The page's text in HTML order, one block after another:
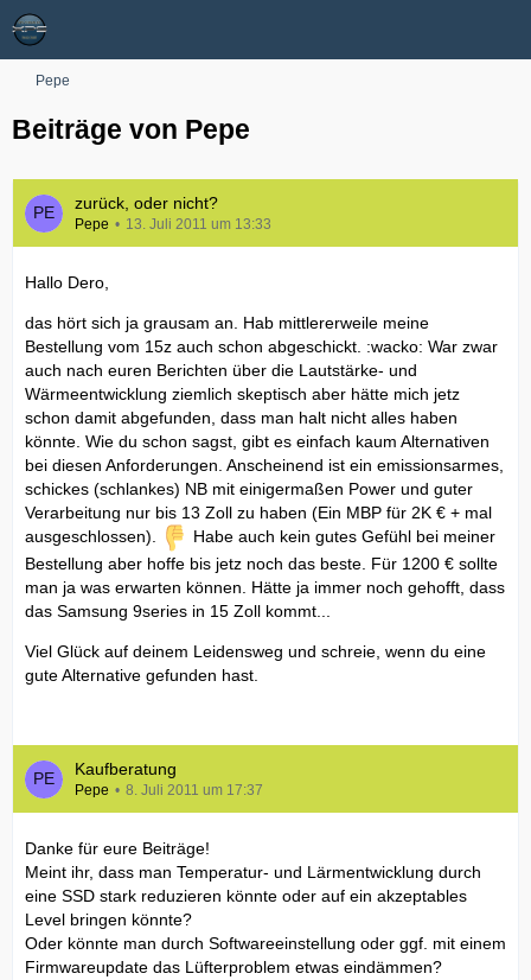
Pepe
Beiträge von Pepe
zurück, oder nicht?
Pepe 13. Juli 2011 um 13:33
Hallo Dero,
das hört sich ja grausam an. Hab mittlererweile meine
Bestellung vom 15z auch schon abgeschickt. :wacko: War zwar
auch nach euren Berichten über die Lautstärke- und
Wärmeentwicklung ziemlich skeptisch aber hätte mich jetz
schon damit abgefunden, dass man halt nicht alles haben
könnte. Wie du schon sagst, gibt es einfach kaum Alternativen
bei diesen Anforderungen. Anscheinend ist ein emissionsarmes,
schickes (schlankes) NB mit einigermaßen Power und guter
Verarbeitung nur bis 13 Zoll zu haben (Ein MBP für 2K € + mal
ausgeschlossen).
Habe auch kein gutes Gefühl bei meiner
Bestellung aber hoffe bis jetz noch das beste. Für 1200 € sollte
man ja was erwarten können. Hätte ja immer noch gehofft, dass
das Samsung 9series in 15 Zoll kommt...
Viel Glück auf deinem Leidensweg und schreie, wenn du eine
gute Alternative gefunden hast.
Kaufberatung
Pepe 8. Juli 2011 um 17:37
Danke für eure Beiträge!
Meint ihr, dass man Temperatur- und Lärmentwicklung durch
eine SSD stark reduzieren könnte oder auf ein akzeptables
Level bringen könnte?
Oder könnte man durch Softwareeinstellung oder ggf. mit einem
Firmwareupdate das Lüfterproblem etwas eindämmen?